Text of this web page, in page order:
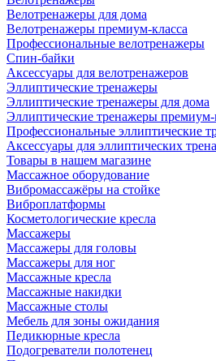
Велотренажеры для дома
Велотренажеры премиум-класса
Профессиональные велотренажеры
Спин-байки
Аксессуары для велотренажеров
Эллиптические тренажеры
Эллиптические тренажеры для дома
Эллиптические тренажеры премиум-
Профессиональные эллиптические
Аксессуары для эллиптических
Товары в нашем магазине
Массажное оборудование
Вибромассажёры на стойке
Виброплатформы
Косметологические кресла
Массажеры
Массажеры для головы
Массажеры для ног
Массажные кресла
Массажные накидки
Массажные столы
Мебель для зоны ожидания
Педикюрные кресла
Подогреватели полотенец